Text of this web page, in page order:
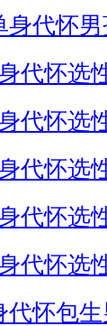
身代怀男
代怀选
代怀选
代怀选
代怀选
代怀选
代怀包